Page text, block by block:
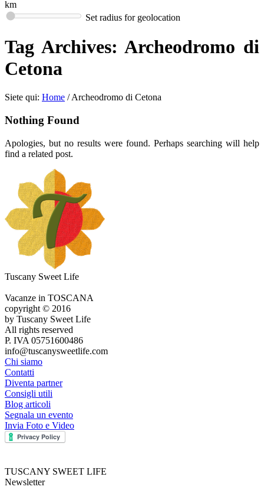
km
Set radius for geolocation
Tag Archives:Archeodromo di
Cetona
Siete qui: Home / Archeodromo di Cetona
Nothing Found
Apologies, but no results were found. Perhaps searching will help
find a related post.
Tuscany Sweet Life
Vacanze in TOSCANA
copyright © 2016
by Tuscany Sweet Life
All rights reserved
P. IVA 05751600486
info@tuscanysweetlife.com
Chi siamo
Contatti
Diventa partner
Consigli utili
Blog articoli
Segnala un evento
Invia Foto e Video
TUSCANY SWEET LIFE
Newsletter